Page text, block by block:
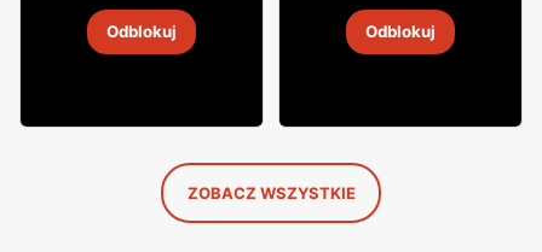
14 sie 2026
Odblokuj
Żołądkowa Gorzka
14 sie 2026
Odblokuj
ZOBACZ WSZYSTKIE